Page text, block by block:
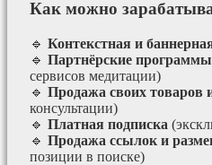
Как можно
🔹 Контекстная и
🔹 Партнёрские программы
сервисов медитации)
🔹 Продажа своих товаров
консультации)
🔹 Платная подписка
🔹 Продажа ссылок и
позиции в поиске)